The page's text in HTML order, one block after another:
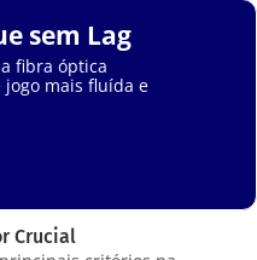
sem Lag
fibra óptica
mais fluída e
Crucial